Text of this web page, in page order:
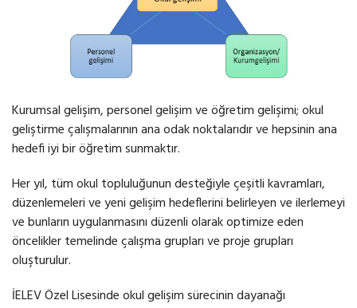
Kurumsal gelişim, personel gelişim ve öğretim gelişimi; okul
geliştirme çalışmalarının ana odak noktalarıdır ve hepsinin ana
hedefi iyi bir öğretim sunmaktır.
Her yıl, tüm okul topluluğunun desteğiyle çeşitli kavramları,
düzenlemeleri ve yeni gelişim hedeflerini belirleyen ve ilerlemeyi
ve bunların uygulanmasını düzenli olarak optimize eden
öncelikler temelinde çalışma grupları ve proje grupları
oluşturulur.
İELEV Özel Lisesinde okul gelişim sürecinin dayanağı